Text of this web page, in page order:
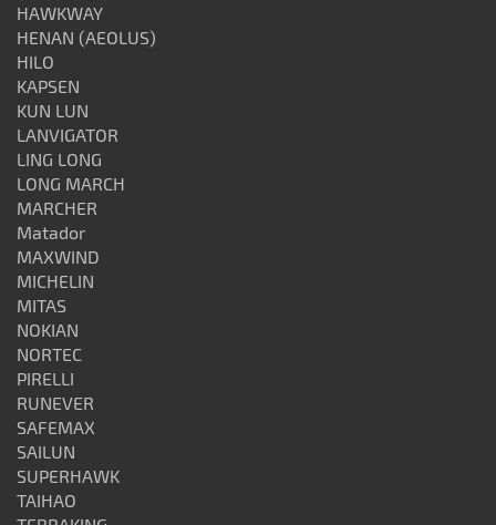
HAWKWAY
HENAN (AEOLUS)
HILO
KAPSEN
KUN LUN
LANVIGATOR
LING LONG
LONG MARCH
MARCHER
Matador
MAXWIND
MICHELIN
MITAS
NOKIAN
NORTEC
PIRELLI
RUNEVER
SAFEMAX
SAILUN
SUPERHAWK
TAIHAO